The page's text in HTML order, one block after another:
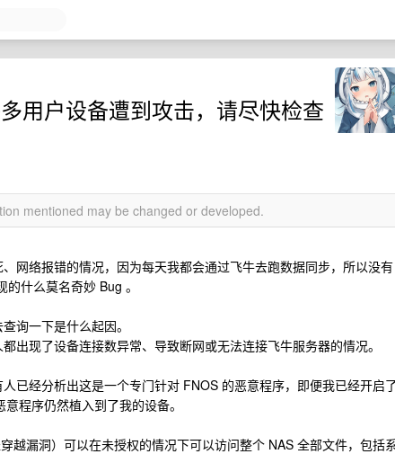
用户设备遭到攻击，请尽快检查
mentioned may be changed or developed.
网络报错的情况，因为每天我都会通过飞牛去跑数据同步，所以没有
什么莫名奇妙 Bug 。
询一下是什么起因。
出现了设备连接数异常、导致断网或无法连接飞牛服务器的情况。
已经分析出这是一个专门针对 FNOS 的恶意程序，即便我已经开启
程序仍然植入到了我的设备。
越漏洞）可以在未授权的情况下可以访问整个 NAS 全部文件，包括